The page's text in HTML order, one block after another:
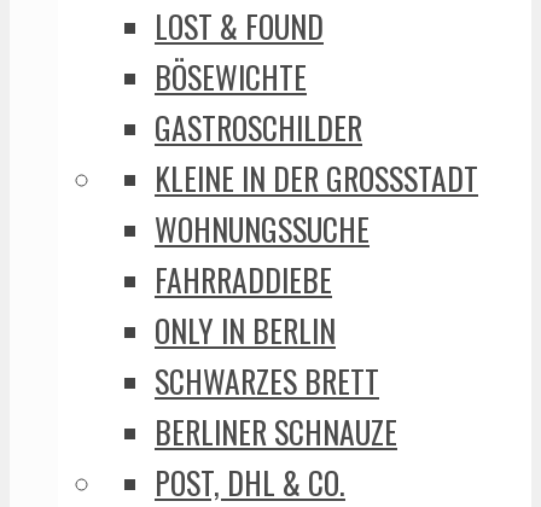
LOST & FOUND
BÖSEWICHTE
GASTROSCHILDER
KLEINE IN DER GROSSSTADT
WOHNUNGSSUCHE
FAHRRADDIEBE
ONLY IN BERLIN
SCHWARZES BRETT
BERLINER SCHNAUZE
POST, DHL & CO.